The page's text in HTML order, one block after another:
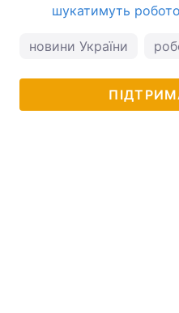
шукатимуть
новини України